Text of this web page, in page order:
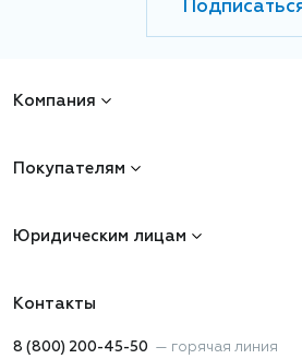
Компания
Покупателям
Юридическим лицам
Контакты
8 (800) 200-45-50 — горячая линия